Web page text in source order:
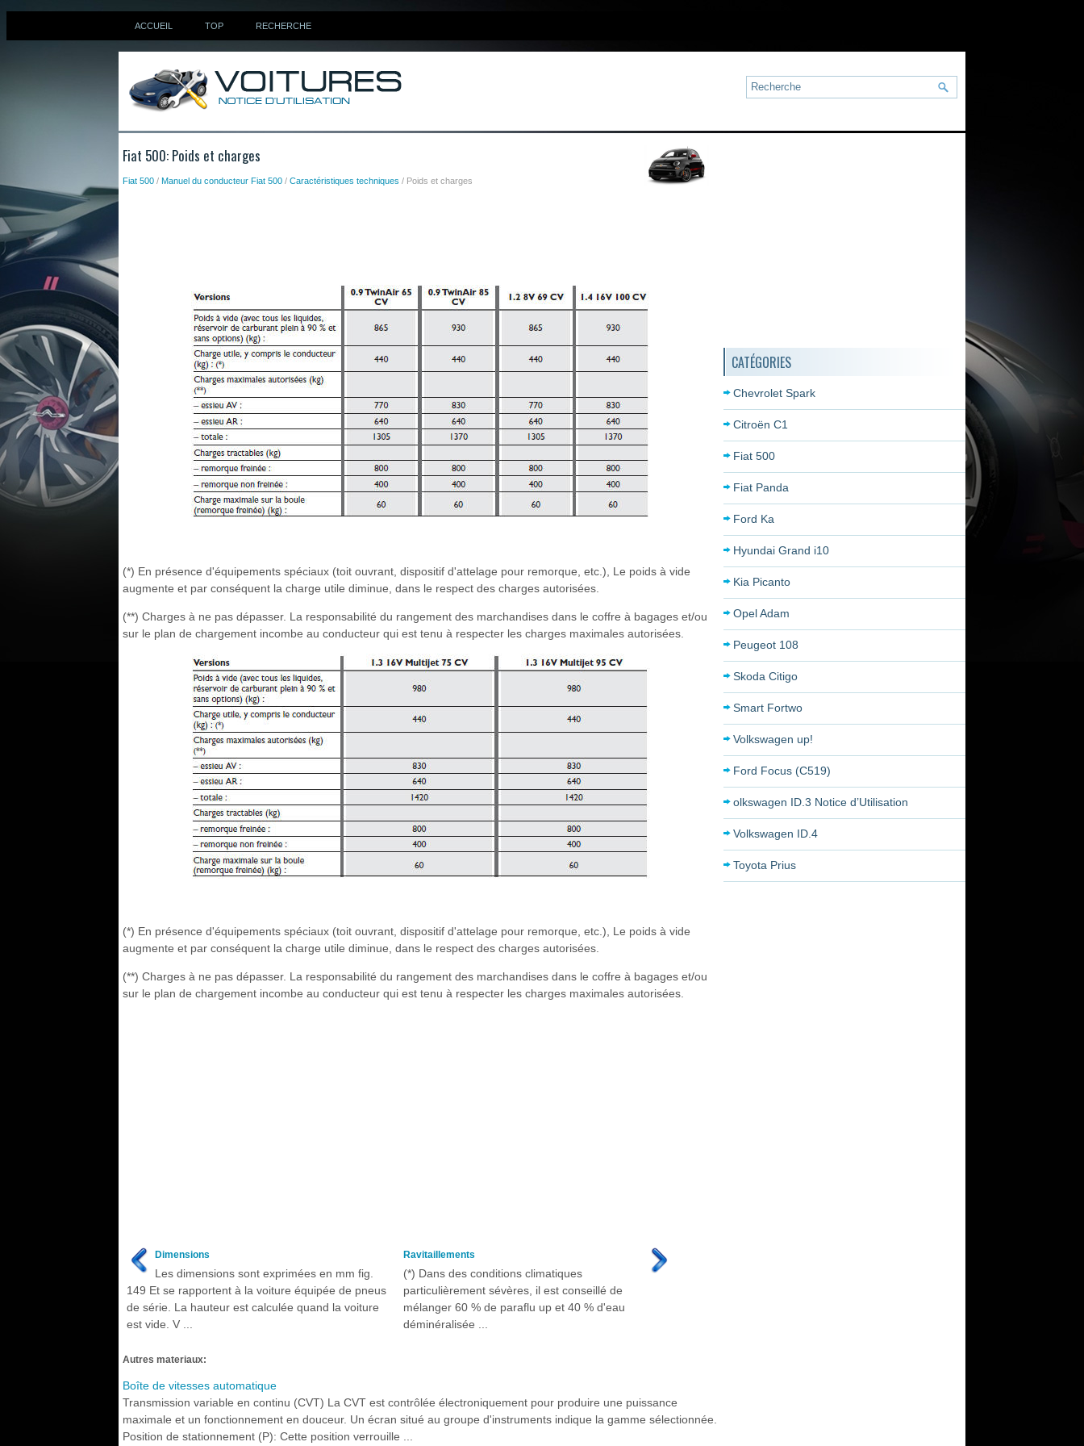
ACCUEIL TOP RECHERCHE
Fiat 500: Poids et charges
Fiat 500 / Manuel du conducteur Fiat 500 / Caractéristiques techniques / Poids et charges
(*) En présence d'équipements spéciaux (toit ouvrant, dispositif d'attelage pour remorque, etc.), Le poids à vide
augmente et par conséquent la charge utile diminue, dans le respect des charges autorisées.
(**) Charges à ne pas dépasser. La responsabilité du rangement des marchandises dans le coffre à bagages et/ou
sur le plan de chargement incombe au conducteur qui est tenu à respecter les charges maximales autorisées.
(*) En présence d'équipements spéciaux (toit ouvrant, dispositif d'attelage pour remorque, etc.), Le poids à vide
augmente et par conséquent la charge utile diminue, dans le respect des charges autorisées.
(**) Charges à ne pas dépasser. La responsabilité du rangement des marchandises dans le coffre à bagages et/ou
sur le plan de chargement incombe au conducteur qui est tenu à respecter les charges maximales autorisées.
Dimensions
Les dimensions sont exprimées en mm fig.
149 Et se rapportent à la voiture équipée de pneus
de série. La hauteur est calculée quand la voiture
est vide. V ...
Ravitaillements
(*) Dans des conditions climatiques
particulièrement sévères, il est conseillé de
mélanger 60 % de paraflu up et 40 % d'eau
déminéralisée ...
Autres materiaux:
Boîte de vitesses automatique
Transmission variable en continu (CVT) La CVT est contrôlée électroniquement pour produire une puissance
maximale et un fonctionnement en douceur. Un écran situé au groupe d'instruments indique la gamme sélectionnée.
Position de stationnement (P): Cette position verrouille ...
CATÉGORIES
Chevrolet Spark
Citroën C1
Fiat 500
Fiat Panda
Ford Ka
Hyundai Grand i10
Kia Picanto
Opel Adam
Peugeot 108
Skoda Citigo
Smart Fortwo
Volkswagen up!
Ford Focus (C519)
olkswagen ID.3 Notice d’Utilisation
Volkswagen ID.4
Toyota Prius